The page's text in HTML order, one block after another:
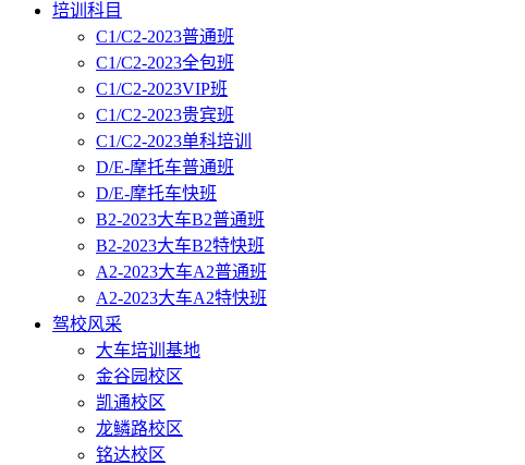
培训科目
C1/C2-2023普通班
C1/C2-2023全包班
C1/C2-2023VIP班
C1/C2-2023贵宾班
C1/C2-2023单科培训
D/E-摩托车普通班
D/E-摩托车快班
B2-2023大车B2普通班
B2-2023大车B2特快班
A2-2023大车A2普通班
A2-2023大车A2特快班
驾校风采
大车培训基地
金谷园校区
凯通校区
龙鳞路校区
铭达校区